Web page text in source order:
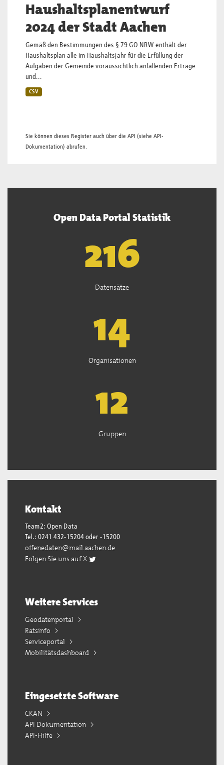
Haushaltsplanentwurf
2024 der Stadt Aachen
Gemäß den Bestimmungen des § 79 GO NRW enthält der
Haushaltsplan alle im Haushaltsjahr für die Erfüllung der
Aufgaben der Gemeinde voraussichtlich anfallenden Erträge
und...
CSV
Sie können dieses Register auch über die API (siehe API-
Dokumentation) abrufen.
Open Data Portal Statistik
219
Datensätze
14
Organisationen
13
Gruppen
Kontakt
Team2: Open Data
Tel.: 0241 432-15204 oder -15200
offenedaten@mail.aachen.de
Folgen Sie uns auf X
Weitere Services
Geodatenportal
Ratsinfo
Serviceportal
Mobilitätsdashboard
Eingesetzte Software
CKAN
API Dokumentation
API-Hilfe